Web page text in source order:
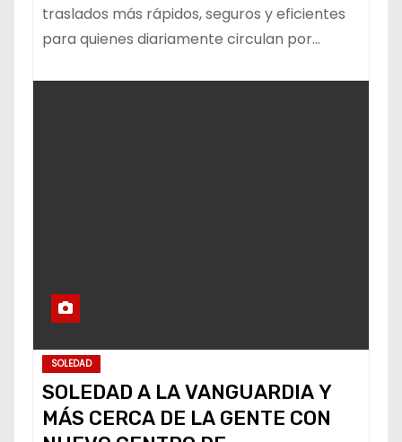
traslados más rápidos, seguros y eficientes
para quienes diariamente circulan por…
SOLEDAD
SOLEDAD A LA VANGUARDIA Y
MÁS CERCA DE LA GENTE CON